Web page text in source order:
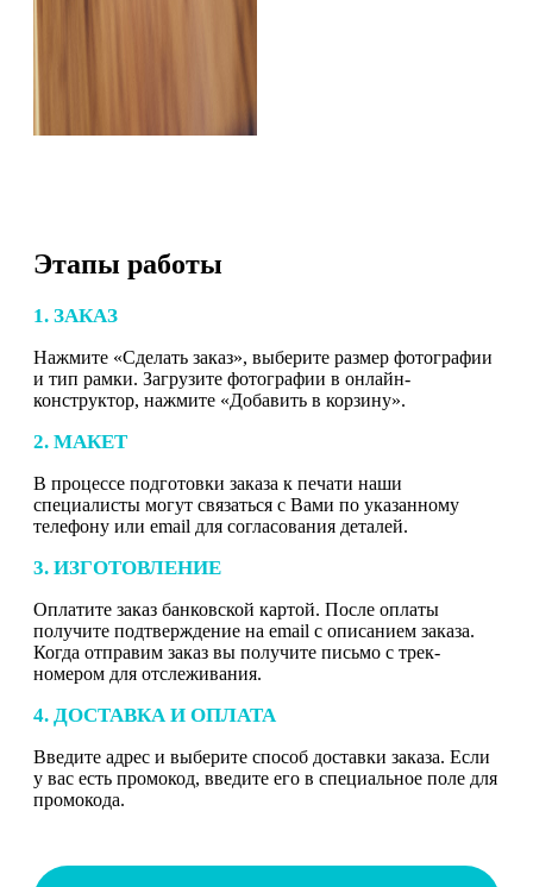
Этапы работы
1. ЗАКАЗ
Нажмите «Сделать заказ», выберите размер фотографии
и тип рамки. Загрузите фотографии в онлайн-
конструктор, нажмите «Добавить в корзину».
2. МАКЕТ
В процессе подготовки заказа к печати наши
специалисты могут связаться с Вами по указанному
телефону или email для согласования деталей.
3. ИЗГОТОВЛЕНИЕ
Оплатите заказ банковской картой. После оплаты
получите подтверждение на email с описанием заказа.
Когда отправим заказ вы получите письмо с трек-
номером для отслеживания.
4. ДОСТАВКА И ОПЛАТА
Введите адрес и выберите способ доставки заказа. Если
у вас есть промокод, введите его в специальное поле для
промокода.